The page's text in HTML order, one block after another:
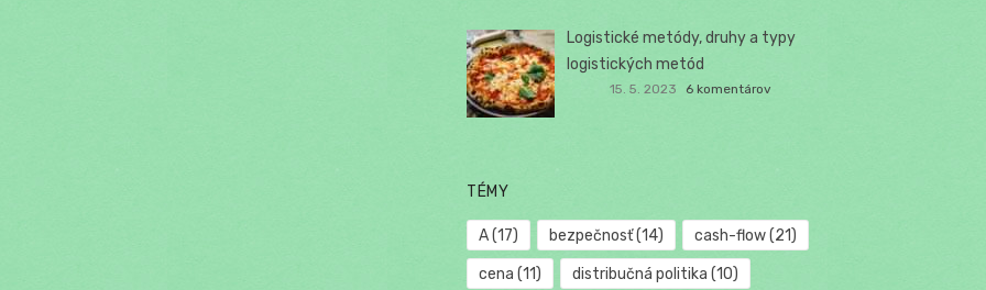
Logistické metódy, druhy a typy
logistických metód
15. 5. 2023 6 komentárov
TÉMY
A(17) bezpečnosť(14) cash-flow(21)
cena (11) distribučná politika (10)